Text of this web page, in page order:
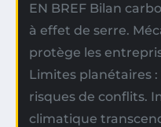
EN BREF Bilan
à effet de serre.
protège les
Limites planétaires :
risques de conflits.
climatique